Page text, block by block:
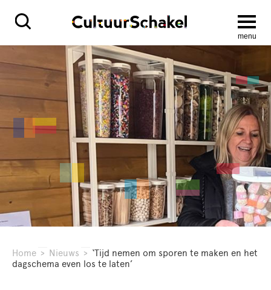
menu
Home > Nieuws > ‘Tijd nemen om sporen te maken en het
dagschema even los te laten’